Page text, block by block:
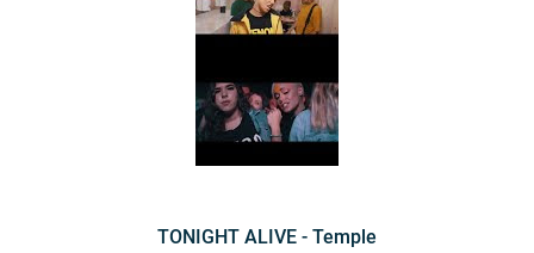
TONIGHT ALIVE - Temple